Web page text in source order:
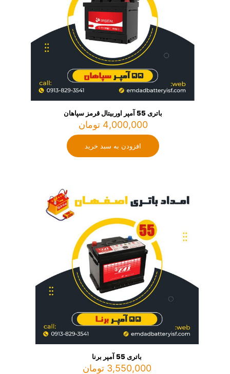
باتری 55 آمپر اوربیتال قرمز سپاهان
4,000,000 تومان
افزودن به سبد خرید
باتری 55 آمپر برنا
3,550,000 تومان